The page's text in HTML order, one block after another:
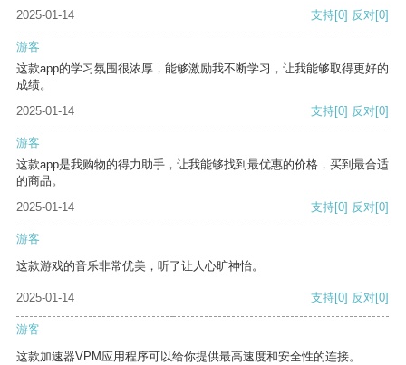
2025-01-14
支持[0] 反对[0]
游客
这款app的学习氛围很浓厚，能够激励我不断学习，让我能够取得更好的
成绩。
2025-01-14
支持[0] 反对[0]
游客
这款app是我购物的得力助手，让我能够找到最优惠的价格，买到最合适
的商品。
2025-01-14
支持[0] 反对[0]
游客
这款游戏的音乐非常优美，听了让人心旷神怡。
2025-01-14 支持[0] 反对[0]
游客
这款加速器VPM应用程序可以给你提供最高速度和安全性的连接。